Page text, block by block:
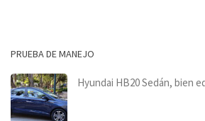
PRUEBA DE MANEJO
Hyundai HB20 Sedán, bien